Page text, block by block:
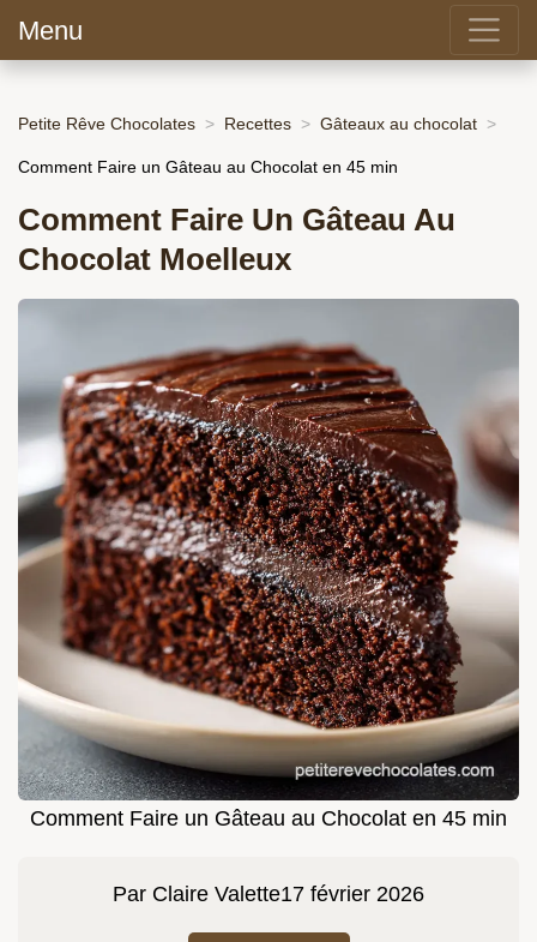
Menu
Petite Rêve Chocolates Recettes Gâteaux au chocolat
Comment Faire un Gâteau au Chocolat en 45 min
Comment Faire Un Gâteau Au
Chocolat Moelleux
Comment Faire un Gâteau au Chocolat en 45 min
Par Claire Valette17 février 2026